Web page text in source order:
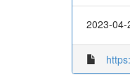
2023-04-